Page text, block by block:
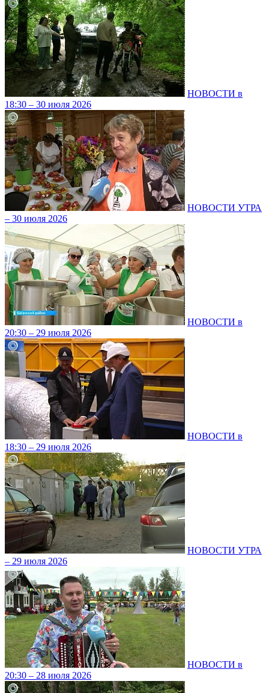
НОВОСТИ в
18:30 – 30 июля 2026
НОВОСТИ УТРА
– 30 июля 2026
НОВОСТИ в
20:30 – 29 июля 2026
НОВОСТИ в
18:30 – 29 июля 2026
НОВОСТИ УТРА
– 29 июля 2026
НОВОСТИ в
20:30 – 28 июля 2026